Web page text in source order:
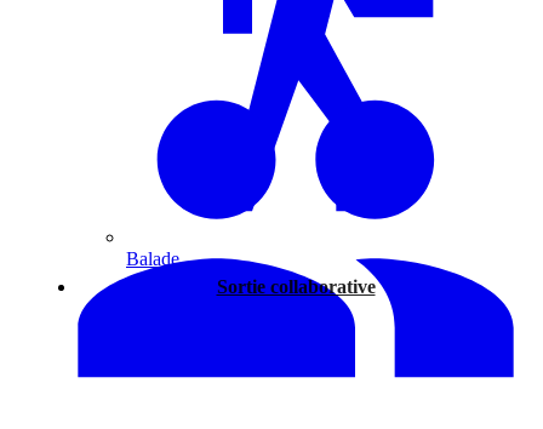
Balade
Sortie collaborative